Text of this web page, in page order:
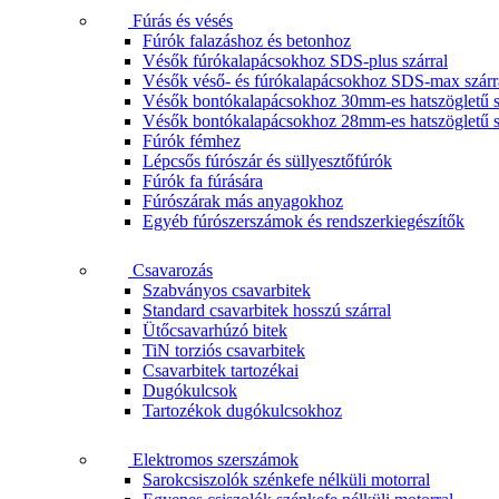
Fúrás és vésés
Fúrók falazáshoz és betonhoz
Vésők fúrókalapácsokhoz SDS-plus szárral
Vésők véső- és fúrókalapácsokhoz SDS-max
Vésők bontókalapácsokhoz 30mm-es hatszögletű
Vésők bontókalapácsokhoz 28mm-es hatszögletű
Fúrók fémhez
Lépcsős fúrószár és süllyesztőfúrók
Fúrók fa fúrására
Fúrószárak más anyagokhoz
Egyéb fúrószerszámok és rendszerkiegészítők
Csavarozás
Szabványos csavarbitek
Standard csavarbitek hosszú szárral
Ütőcsavarhúzó bitek
TiN torziós csavarbitek
Csavarbitek tartozékai
Dugókulcsok
Tartozékok dugókulcsokhoz
Elektromos szerszámok
Sarokcsiszolók szénkefe nélküli motorral